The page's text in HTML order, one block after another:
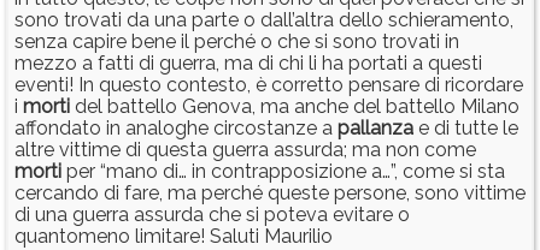
sono trovati da una parte o dall’altra dello schieramento,
senza capire bene il perché o che si sono trovati in
mezzo a fatti di guerra, ma di chi li ha portati a questi
eventi! In questo contesto, è corretto pensare di ricordare
i morti del battello Genova, ma anche del battello Milano
affondato in analoghe circostanze a pallanza e di tutte le
altre vittime di questa guerra assurda; ma non come
morti per “mano di… in contrapposizione a…”, come si sta
cercando di fare, ma perché queste persone, sono vittime
di una guerra assurda che si poteva evitare o
quantomeno limitare! Saluti Maurilio